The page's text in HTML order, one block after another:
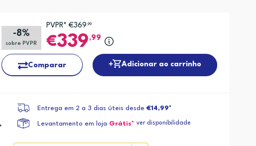
-8%
sobre PVPR
PVPR* €369 ,99
339 ,99
Comparar Adicionar ao carrinho
Entrega em 2 a 3 dias úteis desde€14,99*
Levantamento em loja Grátis* ver disponibilidade